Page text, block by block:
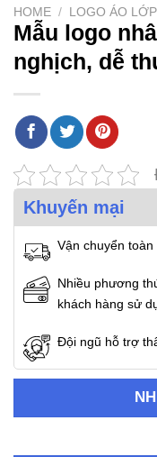
HOME / LOGO ÁO LỚP
Mẫu logo
nghịch, dễ
Khuyến mại
Vận chuyển toàn
Nhiều phương
khách hàng sử
Đội ngũ hỗ trợ